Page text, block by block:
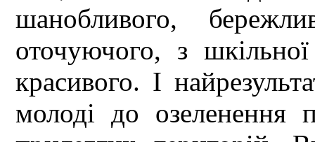
шанобливого,
оточуючого, з
красивого. І
молоді до озеленення